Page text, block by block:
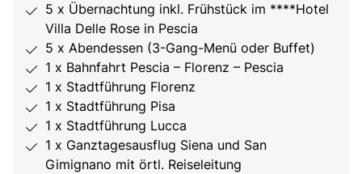
5 x Übernachtung inkl. Frühstück im ****Hotel
Villa Delle Rose in Pescia
5 x Abendessen (3-Gang-Menü oder Buffet)
1 x Bahnfahrt Pescia – Florenz – Pescia
1 x Stadtführung Florenz
1 x Stadtführung Pisa
1 x Stadtführung Lucca
1 x Ganztagesausflug Siena und San
Gimignano mit örtl. Reiseleitung